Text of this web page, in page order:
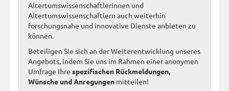
Altertumswissenschaftlerinnen und
Altertumswissenschaftlern auch weiterhin
forschungsnahe und innovative Dienste anbieten zu
können.
Beteiligen Sie sich an der Weiterentwicklung unseres
Angebots, indem Sie uns im Rahmen einer anonymen
Umfrage Ihre spezifischen Rückmeldungen,
Wünsche und Anregungen mitteilen!